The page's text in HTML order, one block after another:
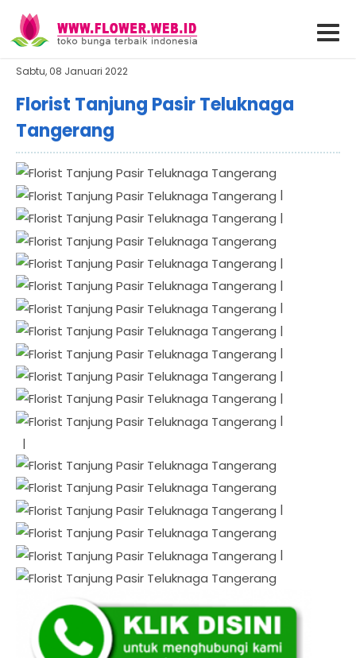
Sabtu, 08 Januari 2022
Florist Tanjung Pasir Teluknaga
Tangerang
|
|
|
|
|
|
|
|
|
|
|
|
|